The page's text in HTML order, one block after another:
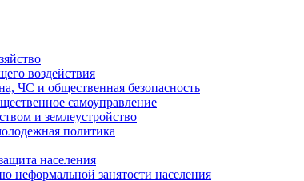
воздействия
ЧС и общественная безопасность
самоуправление
и землеустройство
политика
населения
неформальной занятости населения